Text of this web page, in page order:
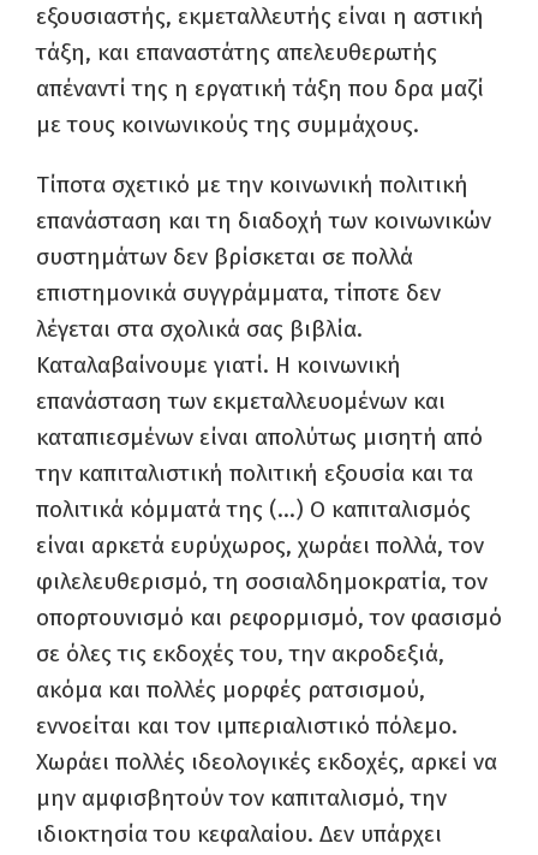
εξουσιαστής, εκμεταλλευτής είναι η αστική
τάξη, και επαναστάτης απελευθερωτής
απέναντί της η εργατική τάξη που δρα μαζί
με τους κοινωνικούς της συμμάχους.
Τίποτα σχετικό με την κοινωνική πολιτική
επανάσταση και τη διαδοχή των κοινωνικών
συστημάτων δεν βρίσκεται σε πολλά
επιστημονικά συγγράμματα, τίποτε δεν
λέγεται στα σχολικά σας βιβλία.
Καταλαβαίνουμε γιατί. Η κοινωνική
επανάσταση των εκμεταλλευομένων και
καταπιεσμένων είναι απολύτως μισητή από
την καπιταλιστική πολιτική εξουσία και τα
πολιτικά κόμματά της (…) Ο καπιταλισμός
είναι αρκετά ευρύχωρος, χωράει πολλά, τον
φιλελευθερισμό, τη σοσιαλδημοκρατία, τον
οπορτουνισμό και ρεφορμισμό, τον φασισμό
σε όλες τις εκδοχές του, την ακροδεξιά,
ακόμα και πολλές μορφές ρατσισμού,
εννοείται και τον ιμπεριαλιστικό πόλεμο.
Χωράει πολλές ιδεολογικές εκδοχές, αρκεί να
μην αμφισβητούν τον καπιταλισμό, την
ιδιοκτησία του κεφαλαίου. Δεν υπάρχει